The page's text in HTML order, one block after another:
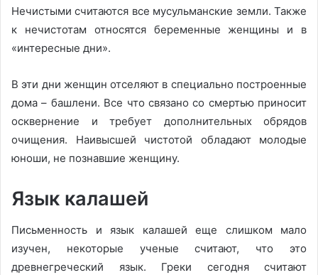
Нечистыми считаются все мусульманские земли. Также
к нечистотам относятся беременные женщины и в
«интересные дни».
В эти дни женщин отселяют в специально построенные
дома – башлени. Все что связано со смертью приносит
осквернение и требует дополнительных обрядов
очищения. Наивысшей чистотой обладают молодые
юноши, не познавшие женщину.
Язык калашей
Письменность и язык калашей еще слишком мало
изучен, некоторые ученые считают, что это
древнегреческий язык. Греки сегодня считают